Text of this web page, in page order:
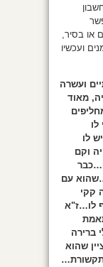
או בסיר,
ועכשיו
ועשרה
מאוד
לו
לו
וקם
עם
קקי
לו…ז"א
ברירה
שהוא
תקשורת…